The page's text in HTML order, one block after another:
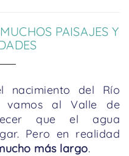
PAISAJES Y
nacimiento del Río
vamos al Valle de
que el agua
Pero en realidad
más largo.